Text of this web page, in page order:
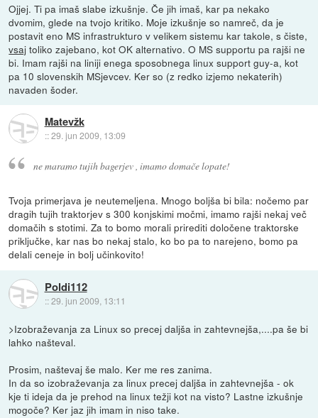
Ojjej. Ti pa imaš slabe izkušnje. Če jih imaš, kar pa nekako
dvomim, glede na tvojo kritiko. Moje izkušnje so namreč, da je
postavit eno MS infrastrukturo v velikem sistemu kar takole, s čiste,
vsaj toliko zajebano, kot OK alternativo. O MS supportu pa rajši ne
bi. Imam rajši na liniji enega sposobnega linux support guy-a, kot
pa 10 slovenskih MSjevcev. Ker so (z redko izjemo nekaterih)
navaden šoder.
Matevžk
::29. jun 2009, 13:09
ne maramo tujih bagerjev , imamo domače lopate!
Tvoja primerjava je neutemeljena. Mnogo boljša bi bila: nočemo par
dragih tujih traktorjev s 300 konjskimi močmi, imamo rajši nekaj več
domačih s stotimi. Za to bomo morali prirediti določene traktorske
priključke, kar nas bo nekaj stalo, ko bo pa to narejeno, bomo pa
delali ceneje in bolj učinkovito!
Poldi112
::29. jun 2009, 13:11
>Izobraževanja za Linux so precej daljša in zahtevnejša,....pa še bi
lahko našteval.
Prosim, naštevaj še malo. Ker me res zanima.
In da so izobraževanja za linux precej daljša in zahtevnejša - ok
kje ti ideja da je prehod na linux težji kot na visto? Lastne izkušnje
mogoče? Ker jaz jih imam in niso take.